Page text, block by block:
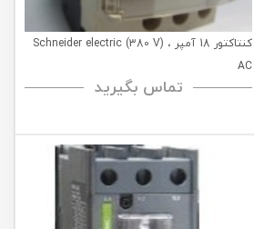
کنتاکتور 18 آمپر ، (Schneider electric (380 V
AC
تماس بگیرید